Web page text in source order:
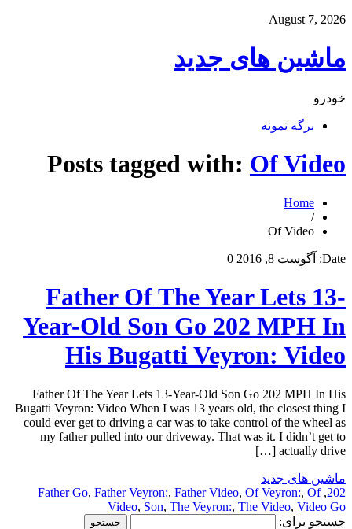
August 7, 2026
ماشین های جدید
خودرو
برگه نمونه
Posts tagged with: Of Video
Home
/
Of Video
Date: آگوست 8, 2016 0
Father Of The Year Lets 13-
Year-Old Son Go 202 MPH In
His Bugatti Veyron: Video
Father Of The Year Lets 13-Year-Old Son Go 202 MPH In His
Bugatti Veyron: Video When I was 13 years old, the closest thing I
could ever get to driving a car was to take control of the wheel as
my father pulled into our driveway. That was it. I didn’t get to
actually drive […]
ماشین های جدید
202
,
Father Go, Father Veyron:, Father Video, Of Veyron:, Of
Video, Son, The Veyron:, The Video, Video Go
جستجو برای: